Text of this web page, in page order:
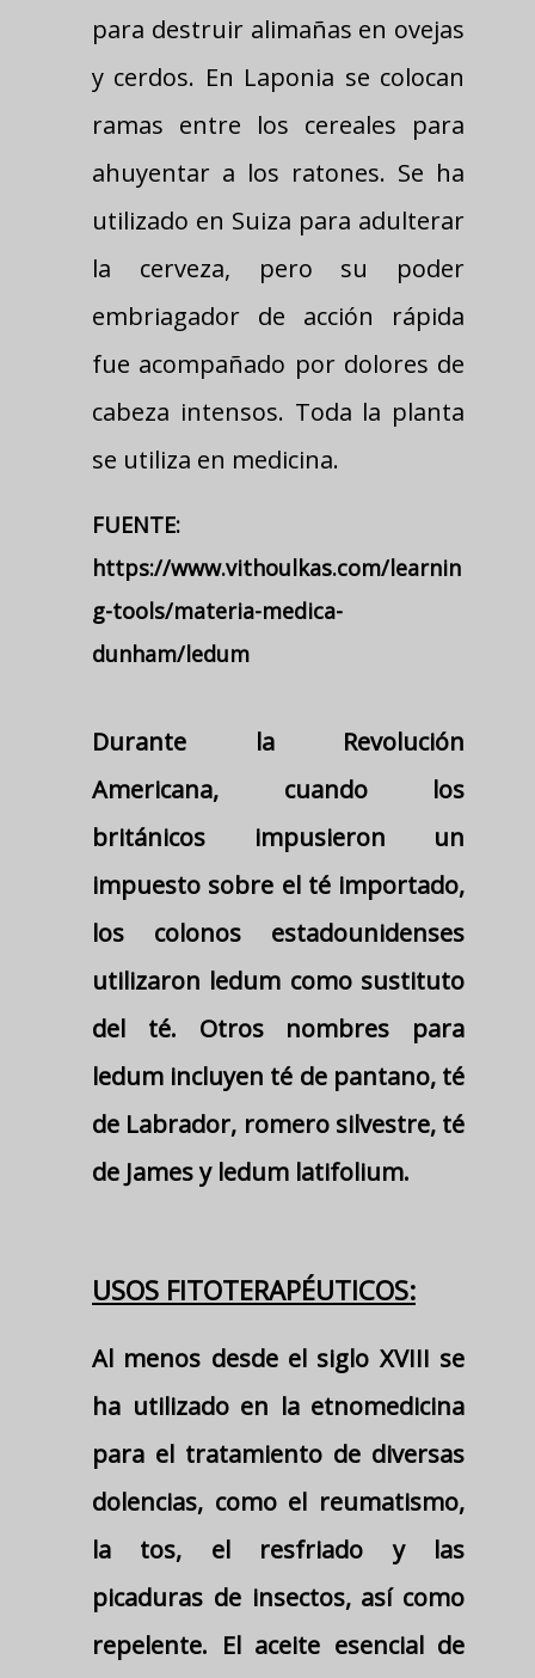
para destruir alimañas en ovejas
y cerdos. En Laponia se colocan
ramas entre los cereales para
ahuyentar a los ratones. Se ha
utilizado en Suiza para adulterar
la cerveza, pero su poder
embriagador de acción rápida
fue acompañado por dolores de
cabeza intensos. Toda la planta
se utiliza en medicina.
FUENTE:
https://www.vithoulkas.com/learnin
g-tools/materia-medica-
dunham/ledum
Durante la Revolución
Americana, cuando los
británicos impusieron un
impuesto sobre el té importado,
los colonos estadounidenses
utilizaron ledum como sustituto
del té. Otros nombres para
ledum incluyen té de pantano, té
de Labrador, romero silvestre, té
de James y ledum latifolium.
USOS FITOTERAPÉUTICOS:
Al menos desde el siglo XVIII se
ha utilizado en la etnomedicina
para el tratamiento de diversas
dolencias, como el reumatismo,
la tos, el resfriado y las
picaduras de insectos, así como
repelente. El aceite esencial de